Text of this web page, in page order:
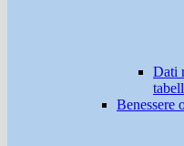
Dati
Benessere